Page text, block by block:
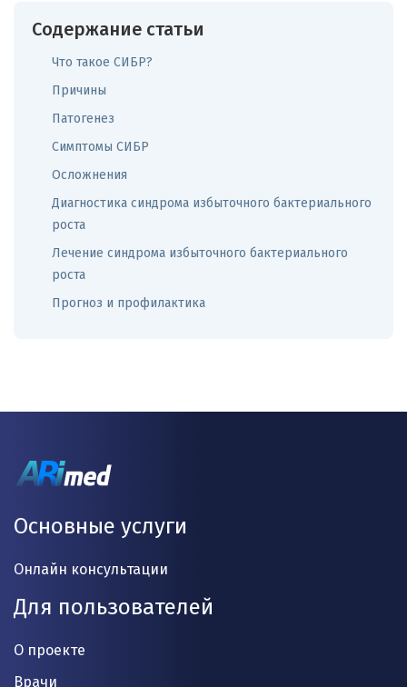
Содержание статьи
Что такое СИБР?
Причины
Патогенез
Симптомы СИБР
Осложнения
Диагностика синдрома избыточного бактериального
роста
Лечение синдрома избыточного бактериального
роста
Прогноз и профилактика
Основные услуги
Онлайн консультации
Для пользователей
О проекте
Врачи